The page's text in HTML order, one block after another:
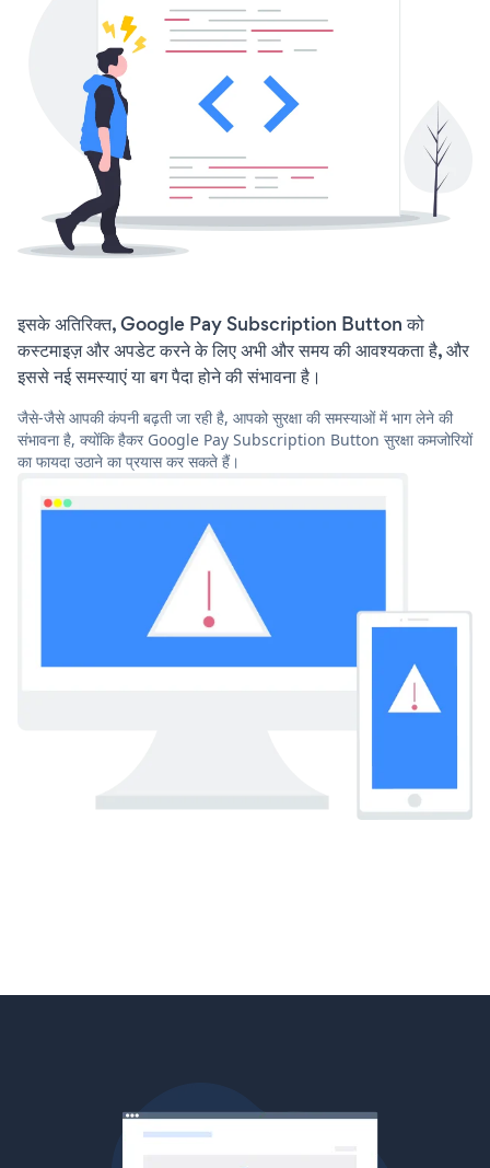
इसके अतिरिक्त, Google Pay Subscription Button को
कस्टमाइज़ और अपडेट करने के लिए अभी और समय की आवश्यकता है, और
इससे नई समस्याएं या बग पैदा होने की संभावना है।
जैसे-जैसे आपकी कंपनी बढ़ती जा रही है, आपको सुरक्षा की समस्याओं में भाग लेने की
संभावना है, क्योंकि हैकर Google Pay Subscription Button सुरक्षा कमजोरियों
का फायदा उठाने का प्रयास कर सकते हैं।